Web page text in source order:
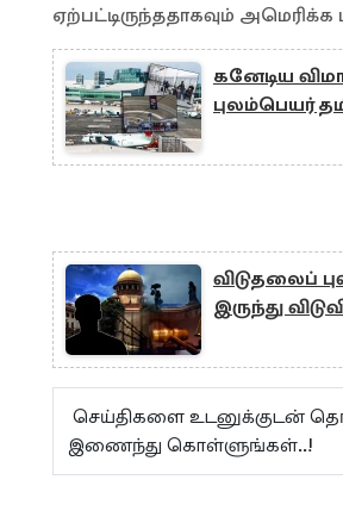
ஏற்பட்டிருந்ததாகவும்
கனேடிய
புலம்பெயர்
விடுதலைப்
இருந்து
செய்திகளை உடனுக்குடன்
இணைந்து கொள்ளுங்கள்..!